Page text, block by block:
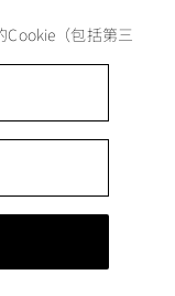
Cookie（包括第三